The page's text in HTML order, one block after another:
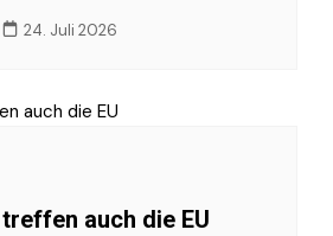
24. Juli 2026
auch die EU